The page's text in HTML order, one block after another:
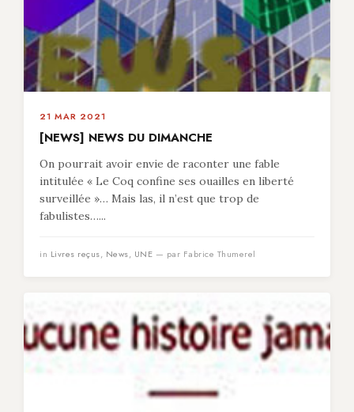
21 MAR 2021
[NEWS] NEWS DU DIMANCHE
On pourrait avoir envie de raconter une fable
intitulée « Le Coq confine ses ouailles en liberté
surveillée »… Mais las, il n’est que trop de
fabulistes…...
in Livres reçus, News, UNE — par Fabrice Thumerel